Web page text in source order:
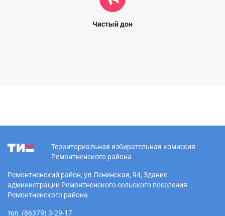
Чистый дон
Территориальная избирательная комиссия
Ремонтненского района
Ремонтненский район, ул.Ленинская, 94, Здание
администрации Ремонтненского сельского поселения
Ремонтненского района
тел. (86379) 3-29-17